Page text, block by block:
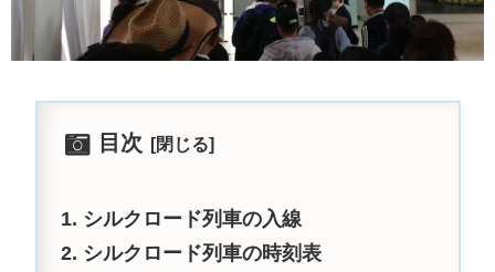
目次
シルクロード列車の入線
シルクロード列車の時刻表